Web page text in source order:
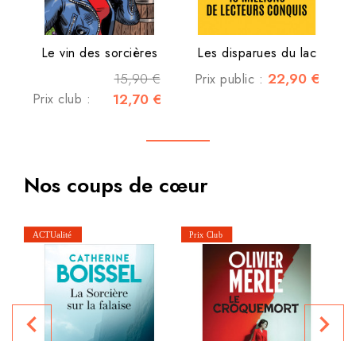
Le vin des sorcières
15,90 €
Prix club : 12,70 €
Les disparues du lac
Prix public : 22,90 €
Nos coups de cœur
navigate_before navigate_next